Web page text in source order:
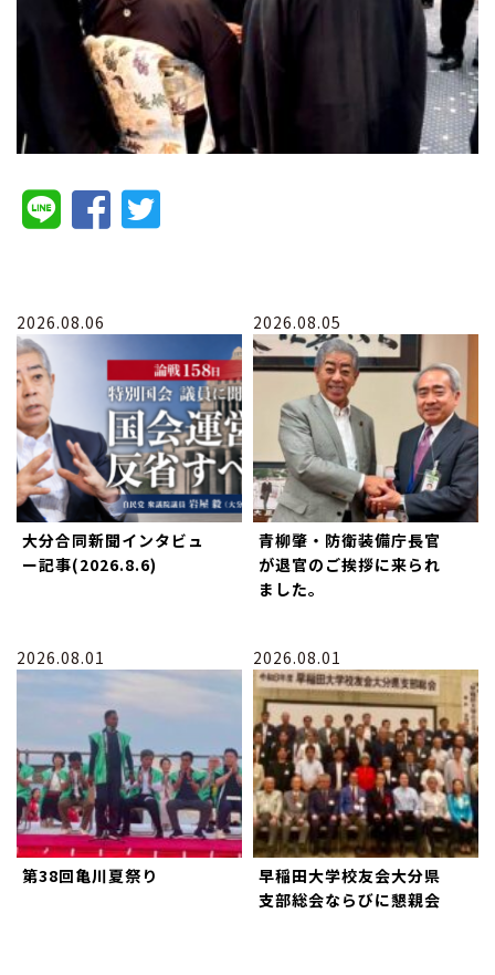
2026.08.06
大分合同新聞インタビュ
ー記事(2026.8.6)
2026.08.05
青柳肇・防衛装備庁長官
が退官のご挨拶に来られ
ました。
2026.08.01
第38回亀川夏祭り
2026.08.01
早稲田大学校友会大分県
支部総会ならびに懇親会